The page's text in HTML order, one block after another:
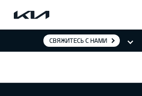
СВЯЖИТЕСЬ С НАМИ